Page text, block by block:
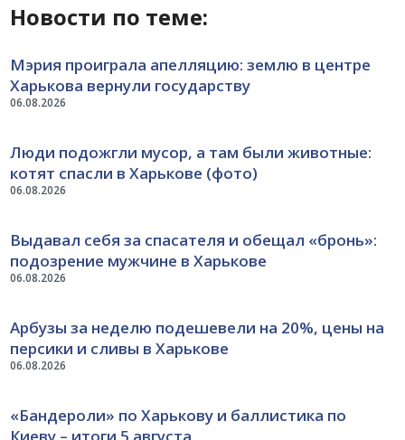
Новости по теме:
06.08.2026
Мэрия проиграла апелляцию: землю в центре
Харькова вернули государству
06.08.2026
Люди подожгли мусор, а там были животные:
котят спасли в Харькове (фото)
06.08.2026
Выдавал себя за спасателя и обещал «бронь»:
подозрение мужчине в Харькове
06.08.2026
Арбузы за неделю подешевели на 20%, цены на
персики и сливы в Харькове
«Бандероли» по Харькову и баллистика по
Киеву – итоги 5 августа